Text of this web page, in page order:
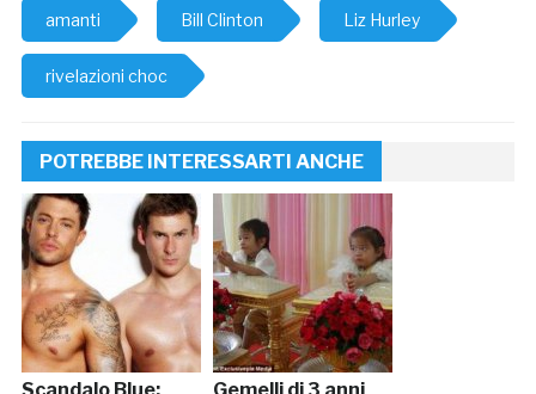
amanti Bill Clinton Liz Hurley
rivelazioni choc
POTREBBE INTERESSARTI ANCHE